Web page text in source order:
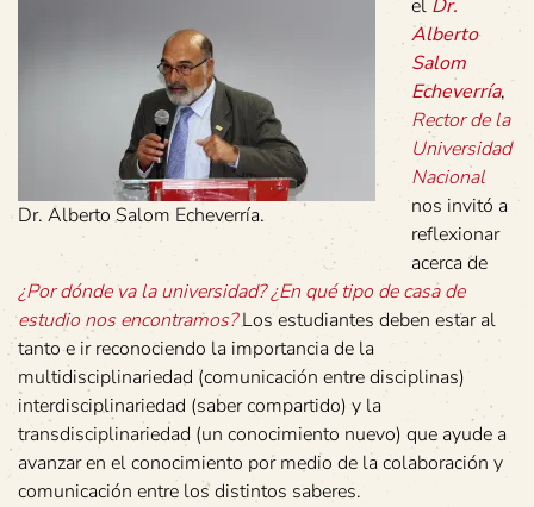
Dr. Alberto Salom Echeverría.
el Dr.
Alberto
Salom
Echeverría,
Rector de la
Universidad
Nacional
nos invitó a
reflexionar
acerca de
¿Por dónde va la universidad? ¿En qué tipo de casa de
estudio nos encontramos?Los estudiantes deben estar al
tanto e ir reconociendo la importancia de la
multidisciplinariedad (comunicación entre disciplinas)
interdisciplinariedad (saber compartido) y la
transdisciplinariedad (un conocimiento nuevo) que ayude a
avanzar en el conocimiento por medio de la colaboración y
comunicación entre los distintos saberes.